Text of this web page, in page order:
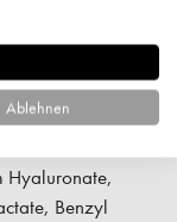
Lifting,
Hyaluronate,
Benzyl
Ablehnen